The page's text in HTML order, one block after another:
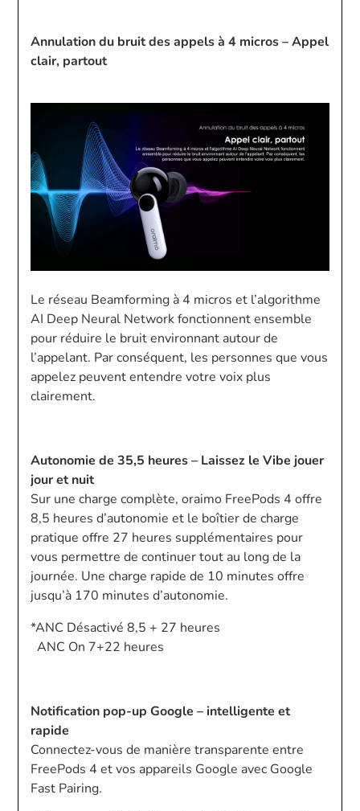
Annulation du bruit des appels à 4 micros – Appel
clair, partout
Le réseau Beamforming à 4 micros et l’algorithme
AI Deep Neural Network fonctionnent ensemble
pour réduire le bruit environnant autour de
l’appelant. Par conséquent, les personnes que vous
appelez peuvent entendre votre voix plus
clairement.
Autonomie de 35,5 heures – Laissez le Vibe jouer
jour et nuit
Sur une charge complète, oraimo FreePods 4 offre
8,5 heures d’autonomie et le boîtier de charge
pratique offre 27 heures supplémentaires pour
vous permettre de continuer tout au long de la
journée. Une charge rapide de 10 minutes offre
jusqu’à 170 minutes d’autonomie.
*ANC Désactivé 8,5 + 27 heures
ANC On 7+22 heures
Notification pop-up Google – intelligente et
rapide
Connectez-vous de manière transparente entre
FreePods 4 et vos appareils Google avec Google
Fast Pairing.